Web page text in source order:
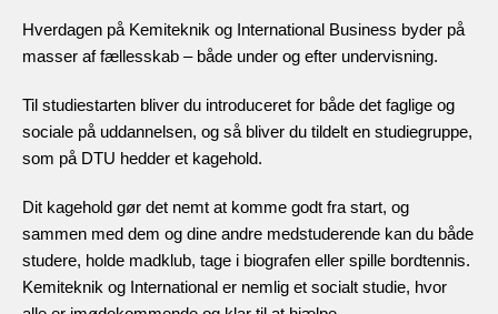
Hverdagen på Kemiteknik og International Business byder på
masser af fællesskab – både under og efter undervisning.
Til studiestarten bliver du introduceret for både det faglige og
sociale på uddannelsen, og så bliver du tildelt en studiegruppe,
som på DTU hedder et kagehold.
Dit kagehold gør det nemt at komme godt fra start, og
sammen med dem og dine andre medstuderende kan du både
studere, holde madklub, tage i biografen eller spille bordtennis.
Kemiteknik og International er nemlig et socialt studie, hvor